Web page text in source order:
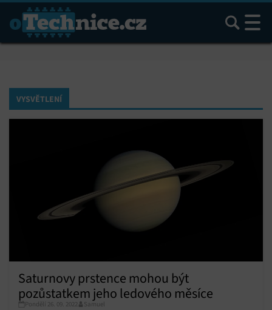
Hledat
VYSVĚTLENÍ
Saturnovy prstence mohou být
pozůstatkem jeho ledového měsíce
Pondělí 26. 09. 2022 Samuel